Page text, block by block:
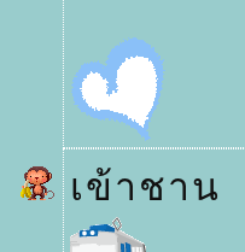
เข้าชาน